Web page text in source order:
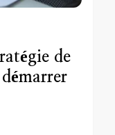
de